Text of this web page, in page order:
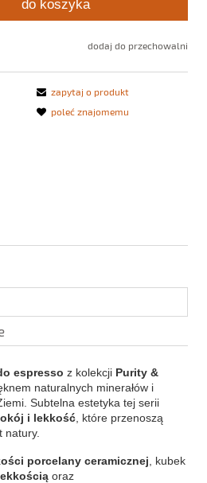
do koszyka
dodaj do przechowalni
zapytaj o produkt
poleć znajomemu
espresso z kolekcji Purity &
naturalnych minerałów i
Subtelna estetyka tej serii
i lekkość , które przenoszą
natury.
porcelany ceramicznej , kubek
oraz